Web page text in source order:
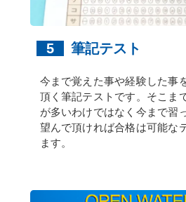
5 筆記テスト
今まで覚えた事や経験した事
頂く筆記テストです。そこま
が多いわけではなく今まで習
望んで頂ければ合格は可能な
ます。